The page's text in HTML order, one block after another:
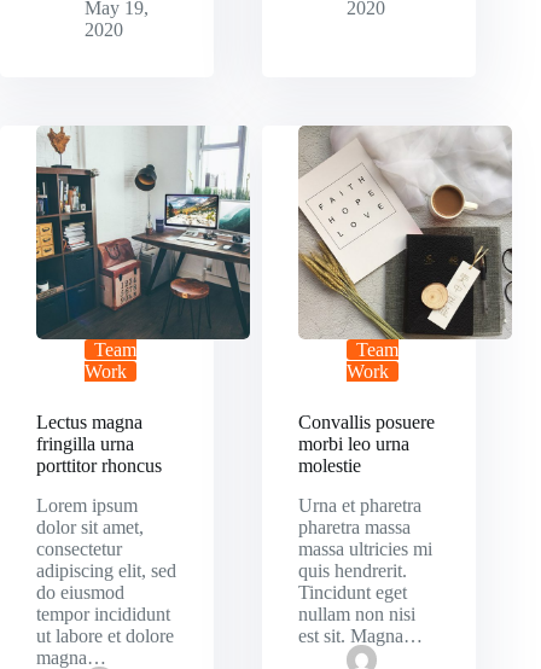
May 19,
2020
2020
Team
Work
Lectus magna
fringilla urna
porttitor rhoncus
Lorem ipsum
dolor sit amet,
consectetur
adipiscing elit, sed
do eiusmod
tempor incididunt
ut labore et dolore
magna…
Team
Work
Convallis posuere
morbi leo urna
molestie
Urna et pharetra
pharetra massa
massa ultricies mi
quis hendrerit.
Tincidunt eget
nullam non nisi
est sit. Magna…